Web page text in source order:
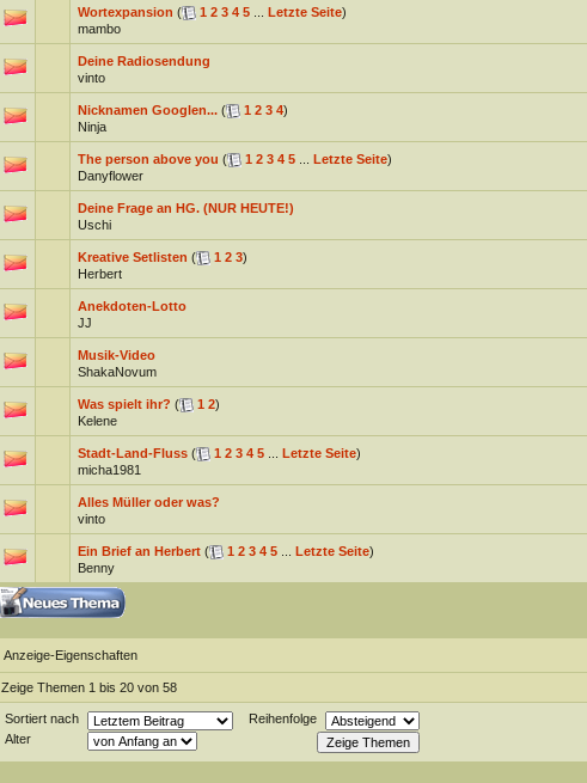
Wortexpansion ( 1 2 3 4 5... Letzte Seite)
mambo
Deine Radiosendung
vinto
Nicknamen Googlen... ( 1 2 3 4)
Ninja
The person above you ( 1 2 3 4 5... Letzte Seite)
Danyflower
Deine Frage an HG. (NUR HEUTE!)
Uschi
Kreative Setlisten ( 1 2 3)
Herbert
Anekdoten-Lotto
JJ
Musik-Video
ShakaNovum
Was spielt ihr? ( 1 2)
Kelene
Stadt-Land-Fluss ( 1 2 3 4 5... Letzte Seite)
micha1981
Alles Müller oder was?
vinto
Ein Brief an Herbert ( 1 2 3 4 5... Letzte Seite)
Benny
Anzeige-Eigenschaften
Zeige Themen 1 bis 20 von 58
Sortiert nach
Reihenfolge
Alter